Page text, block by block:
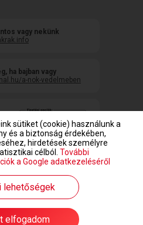
vagy nekünk
ha bajban vagy
a-nok-vedelmeben
2026 Dating Central Europe Zrt.
sütiket (cookie) használunk a
és a biztonság érdekében,
hirdetések személyre
célból. További
a Google adatkezeléséről
lehetőségek
elfogadom